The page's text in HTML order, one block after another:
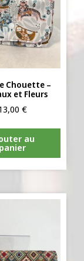
Chouette –
et Fleurs
€
au
panier